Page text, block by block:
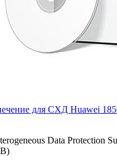
для СХД Huawei
Data Protection